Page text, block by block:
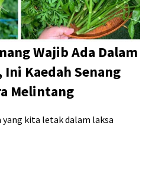
Wajib Ada Dalam
Kaedah Senang
Melintang
kita letak dalam laksa